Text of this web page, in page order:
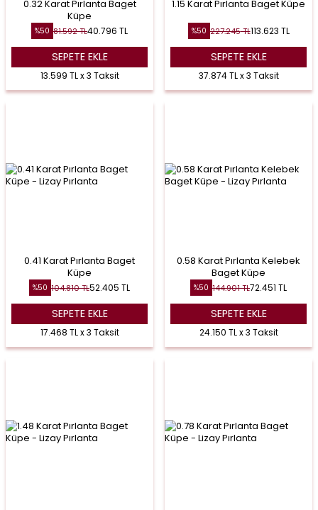
0.32 Karat Pırlanta Baget
Küpe
%50 81.592TL40.796 TL
SEPETE EKLE
13.599 TL x 3 Taksit
1.15 Karat Pırlanta Baget Küpe
%50 227.245TL113.623 TL
SEPETE EKLE
37.874 TL x 3 Taksit
0.41 Karat Pırlanta Baget
Küpe
%50 104.810TL52.405 TL
SEPETE EKLE
17.468 TL x 3 Taksit
0.58 Karat Pırlanta Kelebek
Baget Küpe
%50 144.901TL72.451 TL
SEPETE EKLE
24.150 TL x 3 Taksit